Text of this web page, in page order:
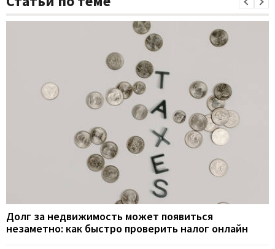
Долг за недвижимость может появиться
незаметно: как быстро проверить налог онлайн